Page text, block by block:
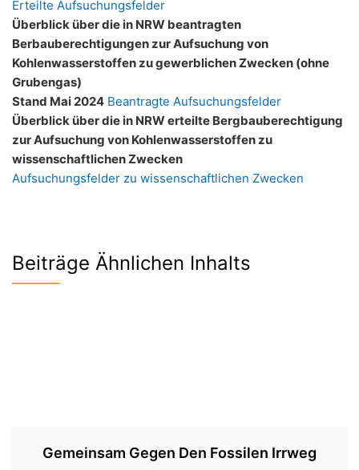
Erteilte Aufsuchungsfelder
Überblick über die in NRW beantragten
Berbauberechtigungen zur Aufsuchung von
Kohlenwasserstoffen zu gewerblichen Zwecken (ohne
Grubengas)
Stand Mai 2024 Beantragte Aufsuchungsfelder
Überblick über die in NRW erteilte Bergbauberechtigung
zur Aufsuchung von Kohlenwasserstoffen zu
wissenschaftlichen Zwecken
Aufsuchungsfelder zu wissenschaftlichen Zwecken
Beiträge Ähnlichen Inhalts
Gemeinsam Gegen Den Fossilen Irrweg